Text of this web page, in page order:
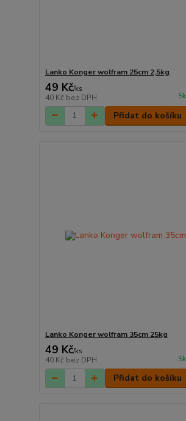
Lanko Konger wolfram 25cm 2,5kg
49 Kč/ks
40 Kč bez DPH
Přidat do košíku
Lanko Konger wolfram 35cm 25kg
49 Kč/ks
40 Kč bez DPH
Přidat do košíku